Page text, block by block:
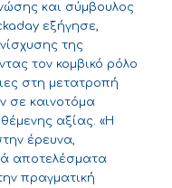
και σύμβουλος
εξήγησε,
της
τον κομβικό ρόλο
στη μετατροπή
σε καινοτόμα
αξίας. «Η
έρευνα,
αποτελέσματα
πραγματική